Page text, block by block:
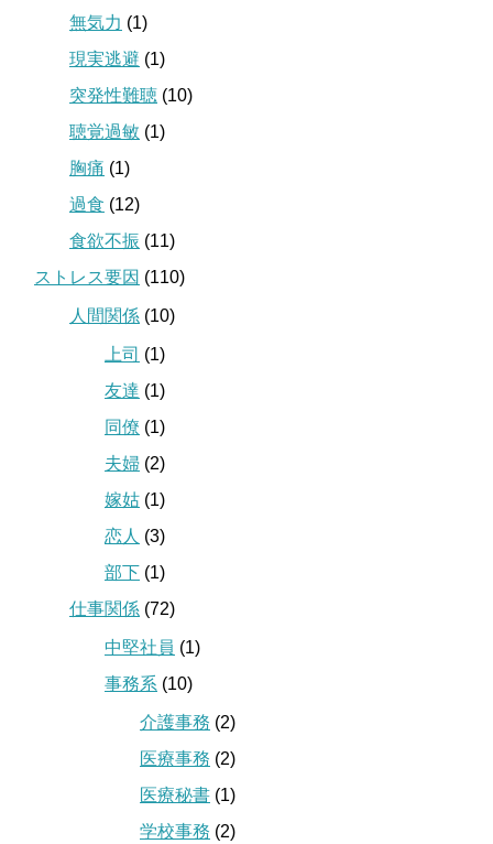
無気力 (1)
現実逃避 (1)
突発性難聴 (10)
聴覚過敏 (1)
胸痛 (1)
過食 (12)
食欲不振 (11)
ストレス要因 (110)
人間関係 (10)
上司 (1)
友達 (1)
同僚 (1)
夫婦 (2)
嫁姑 (1)
恋人 (3)
部下 (1)
仕事関係 (72)
中堅社員 (1)
事務系 (10)
介護事務 (2)
医療事務 (2)
医療秘書 (1)
学校事務 (2)